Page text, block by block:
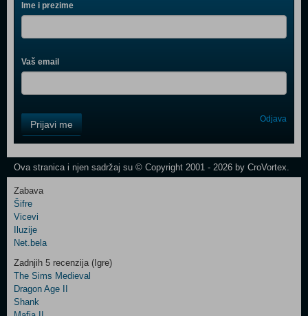
Ime i prezime
Vaš email
Field
One
Newsletter
Control
Field
Two
Newsletter
Control
Prijavi me Odjava
Ova stranica i njen sadržaj su © Copyright 2001 - 2026 by CroVortex.
Zabava
Šifre
Vicevi
Iluzije
Net.bela
Zadnjih 5 recenzija (Igre)
The Sims Medieval
Dragon Age II
Shank